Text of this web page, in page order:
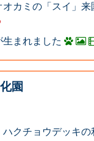
オカミの「スイ」来
まれました
園
ハクチョウデッキの